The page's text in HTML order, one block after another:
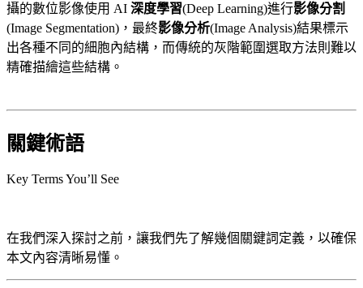
攝的數位影像使用 AI 深度學習(Deep Learning)進行影像分割
(Image Segmentation)，最終影像分析(Image Analysis)結果標示
出各種不同的細胞內結構，而傳統的灰階範圍選取方法則難以
精確描繪這些結構。
關鍵術語
Key Terms You’ll See
在我們深入探討之前，讓我們先了解幾個關鍵詞定義，以確保
本文內容清晰易懂。